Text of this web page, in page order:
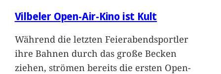
Vilbeler Open-Air-Kino ist Kult
Während die letzten Feierabendsportler
ihre Bahnen durch das große Becken
ziehen, strömen bereits die ersten Open-